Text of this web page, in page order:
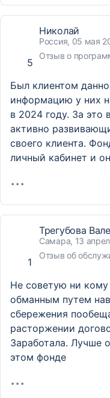
5
Николай
Россия, 05 мая
Отзыв о
Был клиентом
информацию у них
в 2024 году. За это
активно
своего клиента.
личный кабинет и он
1
Трегубова
Самара, 13
Отзыв об
Не советую ни
обманным путем
сбережения
расторжении
Заработала. Лучше
этом фонде